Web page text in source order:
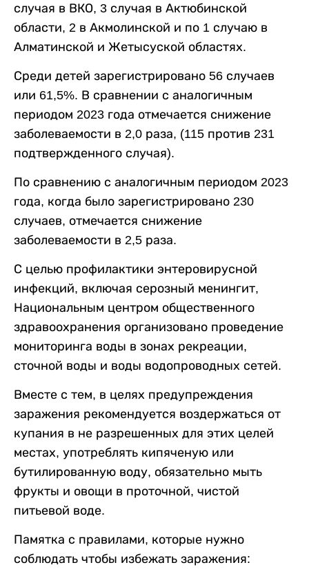
случая в ВКО, 3 случая в Актюбинской
области, 2 в Акмолинской и по 1 случаю в
Алматинской и Жетысуской областях.
Среди детей зарегистрировано 56 случаев
или 61,5%. В сравнении с аналогичным
периодом 2023 года отмечается снижение
заболеваемости в 2,0 раза, (115 против 231
подтвержденного случая).
По сравнению с аналогичным периодом 2023
года, когда было зарегистрировано 230
случаев, отмечается снижение
заболеваемости в 2,5 раза.
С целью профилактики энтеровирусной
инфекций, включая серозный менингит,
Национальным центром общественного
здравоохранения организовано проведение
мониторинга воды в зонах рекреации,
сточной воды и воды водопроводных сетей.
Вместе с тем, в целях предупреждения
заражения рекомендуется воздержаться от
купания в не разрешенных для этих целей
местах, употреблять кипяченую или
бутилированную воду, обязательно мыть
фрукты и овощи в проточной, чистой
питьевой воде.
Памятка с правилами, которые нужно
соблюдать чтобы избежать заражения: